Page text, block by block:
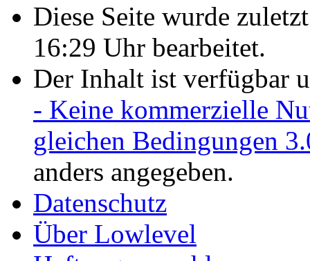
Diese Seite wurde
16:29 Uhr bearbeitet.
Der Inhalt ist verfügbar
- Keine kommerzielle
gleichen Bedingungen
anders angegeben.
Datenschutz
Über Lowlevel